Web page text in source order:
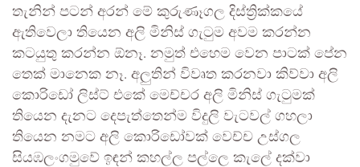
තැනින් පටන් අරන් මේ කුරුණෑගල දිස්ත්‍රික්කයේ
ඇතිවෙලා තියෙන අලි මිනිස් ගැටුම අවම කරන්න
කටයුතු කරන්න ඕනෑ. නමුත් එහෙම වෙන පාටක් පේන
තෙක් මානෙක නෑ. අලුතින් විවෘත කරනවා කිව්වා අලි
කොරිඩෝ ලිස්ට් එකේ මෙච්චර අලි මිනිස් ගැටුමක්
තියෙන දැනට දෙපැත්තෙන්ම විදුලි වැටවල් ගහලා
තියෙන නමට අලි කොරිඩෝවක් වෙච්ච උස්ගල
සියඹලංගමුවේ ඉඳන් කහල්ල පල්ලෙ කැලේ දක්වා